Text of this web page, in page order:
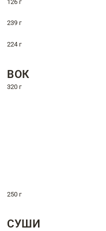
126 г
239 г
224 г
ВОК
320 г
250 г
СУШИ